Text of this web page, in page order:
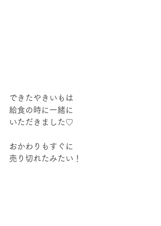
できたやきいもは
給食の時に一緒に
いただきました♡
おかわりもすぐに
売り切れたみたい！